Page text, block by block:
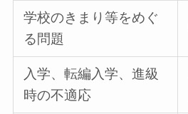
学校のきまり等をめぐ
る問題
入学、転編入学、進級
時の不適応